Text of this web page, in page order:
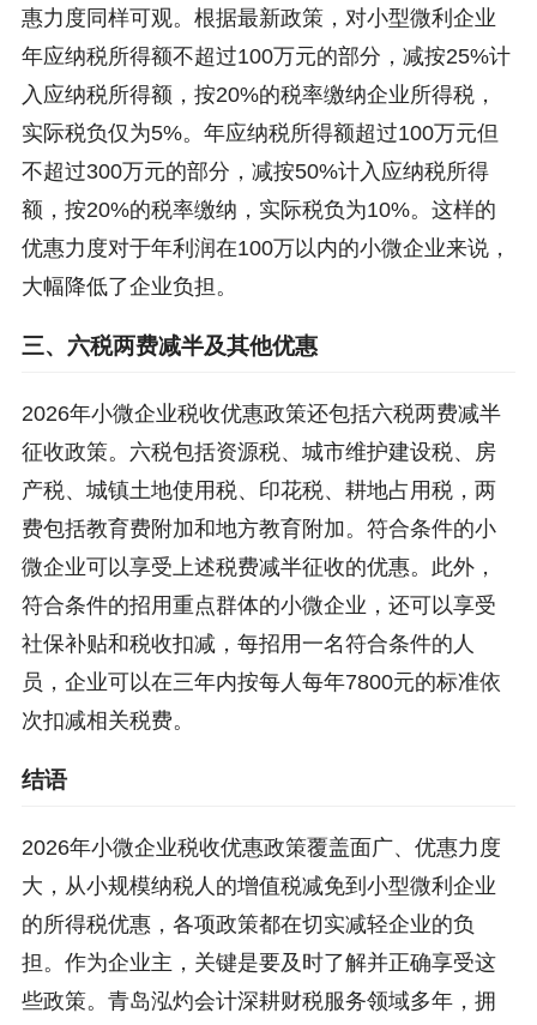
惠力度同样可观。根据最新政策，对小型微利企业
年应纳税所得额不超过100万元的部分，减按25%计
入应纳税所得额，按20%的税率缴纳企业所得税，
实际税负仅为5%。年应纳税所得额超过100万元但
不超过300万元的部分，减按50%计入应纳税所得
额，按20%的税率缴纳，实际税负为10%。这样的
优惠力度对于年利润在100万以内的小微企业来说，
大幅降低了企业负担。
三、六税两费减半及其他优惠
2026年小微企业税收优惠政策还包括六税两费减半
征收政策。六税包括资源税、城市维护建设税、房
产税、城镇土地使用税、印花税、耕地占用税，两
费包括教育费附加和地方教育附加。符合条件的小
微企业可以享受上述税费减半征收的优惠。此外，
符合条件的招用重点群体的小微企业，还可以享受
社保补贴和税收扣减，每招用一名符合条件的人
员，企业可以在三年内按每人每年7800元的标准依
次扣减相关税费。
结语
2026年小微企业税收优惠政策覆盖面广、优惠力度
大，从小规模纳税人的增值税减免到小型微利企业
的所得税优惠，各项政策都在切实减轻企业的负
担。作为企业主，关键是要及时了解并正确享受这
些政策。青岛泓灼会计深耕财税服务领域多年，拥